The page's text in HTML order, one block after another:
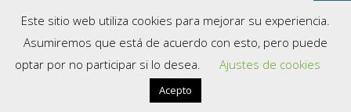
Este sitio web utiliza cookies para mejorar su experiencia.
Asumiremos que está de acuerdo con esto, pero puede
optar por no participar si lo desea.
Ajustes de cookies
Acepto